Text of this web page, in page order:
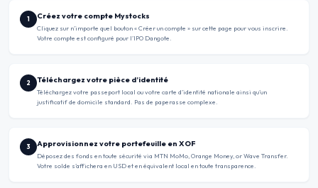
1 Créez votre compte Mystocks
Cliquez sur n’importe quel bouton « Créer un compte » sur cette page pour vous inscrire.
Votre compte est configuré pour l’IPO Dangote.
2 Téléchargez votre pièce d’identité
Téléchargez votre passeport local ou votre carte d’identité nationale ainsi qu’un
justificatif de domicile standard. Pas de paperasse complexe.
3 Approvisionnez votre portefeuille en XOF
Déposez des fonds en toute sécurité via MTN MoMo, Orange Money, or Wave Transfer.
Votre solde s’affichera en USD et en équivalent local en toute transparence.